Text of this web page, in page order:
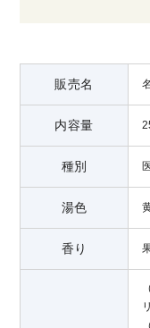
販売名
内容量
種別
湯色
香り